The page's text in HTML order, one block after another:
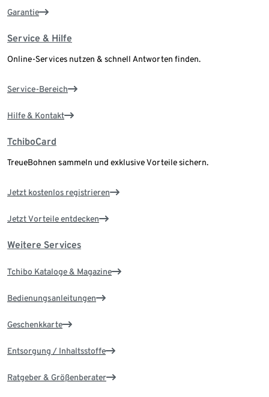
Garantie
Service & Hilfe
Online-Services nutzen & schnell Antworten finden.
Service-Bereich
Hilfe & Kontakt
TchiboCard
TreueBohnen sammeln und exklusive Vorteile sichern.
Jetzt kostenlos registrieren
Jetzt Vorteile entdecken
Weitere Services
Tchibo Kataloge & Magazine
Bedienungsanleitungen
Geschenkkarte
Entsorgung / Inhaltsstoffe
Ratgeber & Größenberater